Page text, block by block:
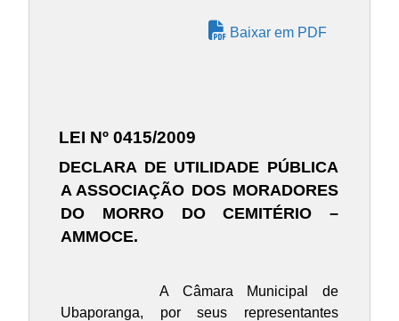
Baixar em PDF
LEI Nº 0415/2009
DECLARA DE UTILIDADE PÚBLICA
AASSOCIAÇÃO DOS MORADORES
DO MORRO DO CEMITÉRIO –
AMMOCE.
A Câmara Municipal de
Ubaporanga, por seus representantes